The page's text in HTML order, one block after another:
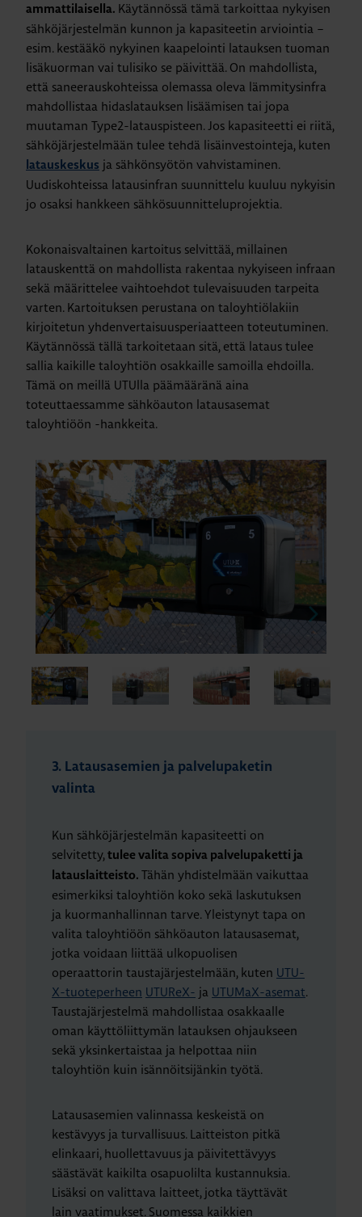
ammattilaisella. Käytännössä tämä tarkoittaa nykyisen
sähköjärjestelmän kunnon ja kapasiteetin arviointia –
esim. kestääkö nykyinen kaapelointi latauksen tuoman
lisäkuorman vai tulisiko se päivittää. On mahdollista,
että saneerauskohteissa olemassa oleva lämmitysinfra
mahdollistaa hidaslatauksen lisäämisen tai jopa
muutaman Type2-latauspisteen. Jos kapasiteetti ei riitä,
sähköjärjestelmään tulee tehdä lisäinvestointeja, kuten
latauskeskus ja sähkönsyötön vahvistaminen.
Uudiskohteissa latausinfran suunnittelu kuuluu nykyisin
jo osaksi hankkeen sähkösuunnitteluprojektia.
Kokonaisvaltainen kartoitus selvittää, millainen
latauskenttä on mahdollista rakentaa nykyiseen infraan
sekä määrittelee vaihtoehdot tulevaisuuden tarpeita
varten. Kartoituksen perustana on taloyhtiölakiin
kirjoitetun yhdenvertaisuusperiaatteen toteutuminen.
Käytännössä tällä tarkoitetaan sitä, että lataus tulee
sallia kaikille taloyhtiön osakkaille samoilla ehdoilla.
Tämä on meillä UTUlla päämääränä aina
toteuttaessamme sähköauton latausasemat
taloyhtiöön -hankkeita.
3. Latausasemien ja palvelupaketin
valinta
Kun sähköjärjestelmän kapasiteetti on
selvitetty, tulee valita sopiva palvelupaketti ja
latauslaitteisto. Tähän yhdistelmään vaikuttaa
esimerkiksi taloyhtiön koko sekä laskutuksen
ja kuormanhallinnan tarve. Yleistynyt tapa on
valita taloyhtiöön sähköauton latausasemat,
jotka voidaan liittää ulkopuolisen
operaattorin taustajärjestelmään, kuten UTU-
X-tuoteperheen UTUReX- ja UTUMaX-asemat.
Taustajärjestelmä mahdollistaa osakkaalle
oman käyttöliittymän latauksen ohjaukseen
sekä yksinkertaistaa ja helpottaa niin
taloyhtiön kuin isännöitsijänkin työtä.
Latausasemien valinnassa keskeistä on
kestävyys ja turvallisuus. Laitteiston pitkä
elinkaari, huollettavuus ja päivitettävyys
säästävät kaikilta osapuolilta kustannuksia.
Lisäksi on valittava laitteet, jotka täyttävät
lain vaatimukset. Suomessa kaikkien